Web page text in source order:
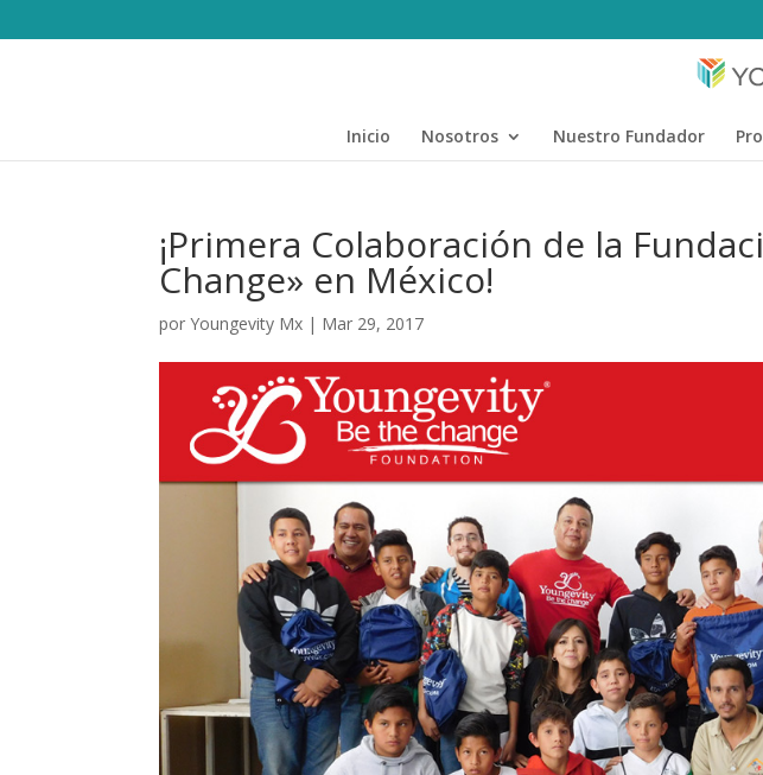
Inicio Nosotros Nuestro Fundador
¡Primera Colaboración de la
Change» en México!
porYoungevity Mx | Mar 29, 2017